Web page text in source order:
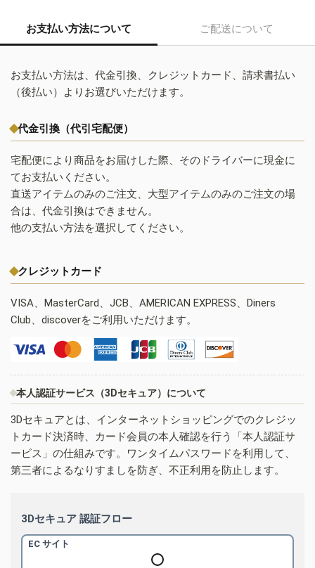
お支払い方法について ご配送について
お支払い方法は、代金引換、クレジットカード、請求書払い
（後払い）よりお選びいただけます。
代金引換（代引宅配便）
宅配便により商品をお届けした際、そのドライバーに現金に
てお支払いください。
直送アイテムのみのご注文、大型アイテムのみのご注文の場
合は、代金引換はできません。
他の支払い方法を選択してください。
クレジットカード
VISA、MasterCard、JCB、AMERICAN EXPRESS、Diners
Club、discoverをご利用いただけます。
本人認証サービス（3Dセキュア）について
3Dセキュアとは、インターネットショッピングでのクレジッ
トカード決済時、カード会員の本人確認を行う「本人認証サ
ービス」の仕組みです。ワンタイムパスワードを利用して、
第三者によるなりすましを防ぎ、不正利用を防止します。
3Dセキュア 認証フロー
EC サイト